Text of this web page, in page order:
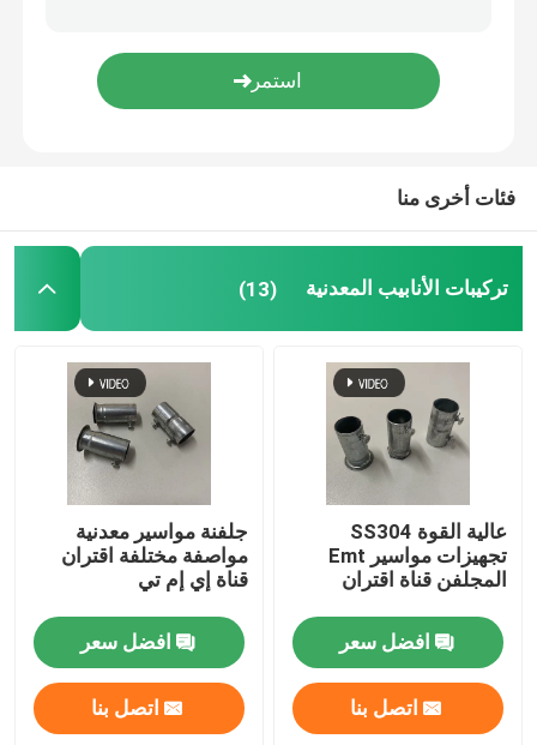
النمر المشبك
مشبك السرج المعدني
لوحات غطاء الصندوق الكهربائي
فئات أخرى منا
تركيبات الأنابيب المعدنية (13)
عالية القوة SS304
تجهيزات مواسير Emt
المجلفن قناة اقتران
افضل سعر
اتصل بنا
جلفنة مواسير معدنية
مواصفة مختلفة اقتران
قناة إي إم تي
افضل سعر
اتصل بنا